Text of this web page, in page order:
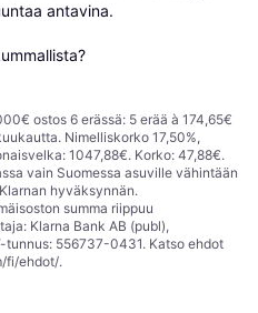
antavina.
ostos 6 erässä: 5 erää à 174,65€
Nimelliskorko 17,50%,
1047,88€. Korko: 47,88€.
vain Suomessa asuville vähintään
hyväksynnän.
summa riippuu
Klarna Bank AB (publ),
tunnus: 556737-0431. Katso ehdot
fi/ehdot/.